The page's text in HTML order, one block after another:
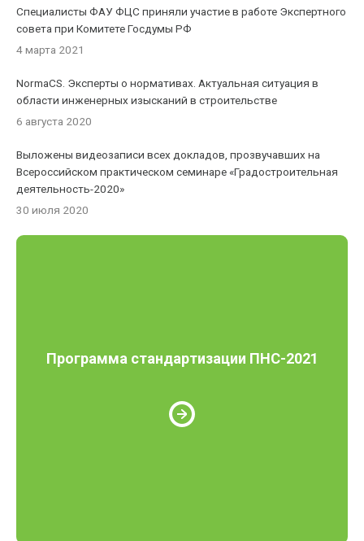
Специалисты ФАУ ФЦС приняли участие в работе Экспертного
совета при Комитете Госдумы РФ
4 марта 2021
NormaCS. Эксперты о нормативах. Актуальная ситуация в
области инженерных изысканий в строительстве
6 августа 2020
Выложены видеозаписи всех докладов, прозвучавших на
Всероссийском практическом семинаре «Градостроительная
деятельность-2020»
30 июля 2020
Программа стандартизации ПНС-2021